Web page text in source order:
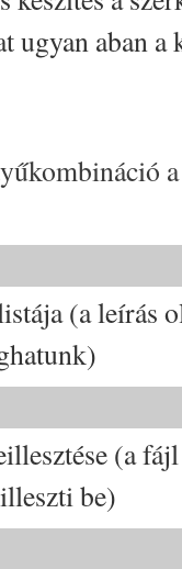
ugyan aban a
(a leírás
(a
be)